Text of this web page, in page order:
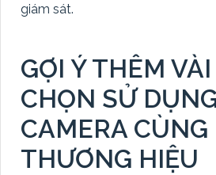
giám sát.
GỢI Ý THÊM
CHỌN SỬ
CAMERA CÙNG
THƯƠNG HIỆU